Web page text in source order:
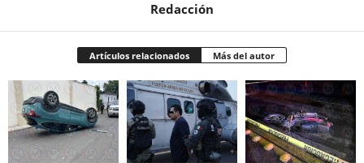
Redacción
Artículos relacionados Más del autor